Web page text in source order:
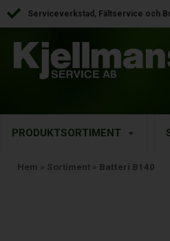
Serviceverkstad, Fältservice och
PRODUKTSORTIMENT
Hem » Sortiment » Batteri B140